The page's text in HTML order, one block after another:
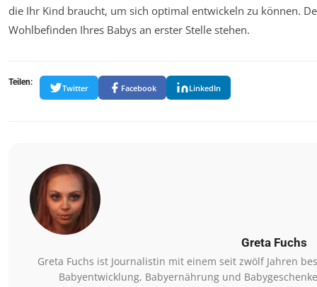
die Ihr Kind braucht, um sich optimal entwickeln zu können.
Wohlbefinden Ihres Babys an erster Stelle stehen.
Teilen:
Twitter Facebook LinkedIn
Greta Fuchs
Greta Fuchs ist Journalistin mit einem seit zwölf Jahren
Babyentwicklung, Babyernährung und